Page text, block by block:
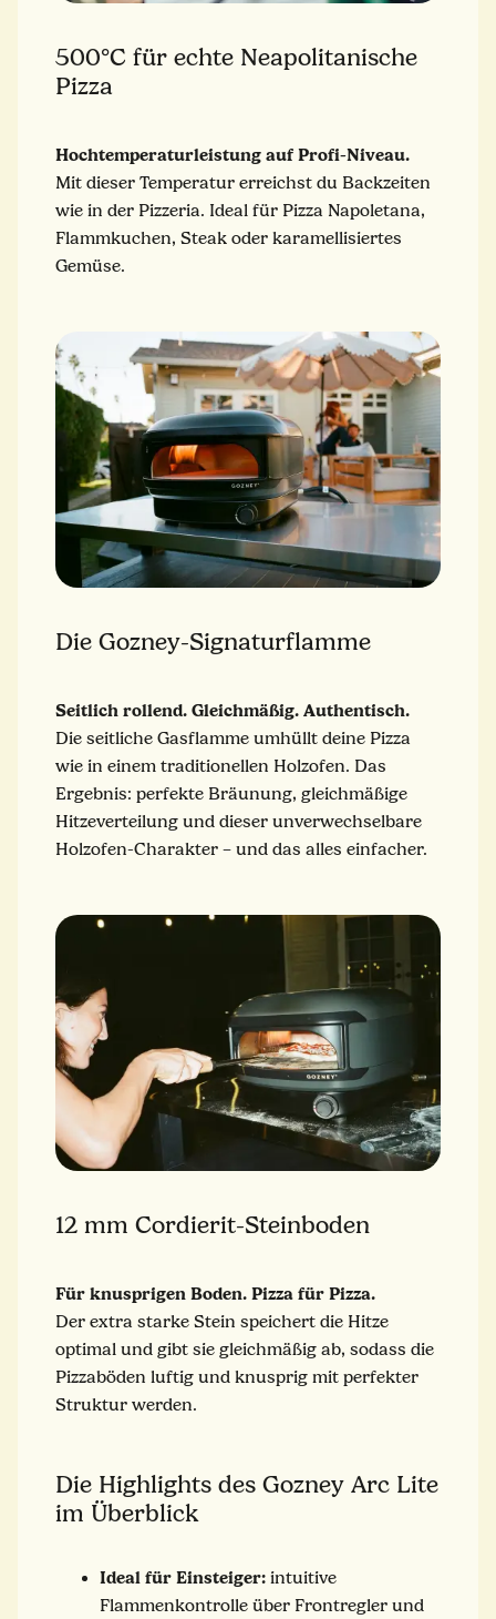
500°C für echte Neapolitanische
Pizza
Hochtemperaturleistung auf Profi-Niveau.
Mit dieser Temperatur erreichst du Backzeiten
wie in der Pizzeria. Ideal für Pizza Napoletana,
Flammkuchen, Steak oder karamellisiertes
Gemüse.
Die Gozney-Signaturflamme
Seitlich rollend. Gleichmäßig. Authentisch.
Die seitliche Gasflamme umhüllt deine Pizza
wie in einem traditionellen Holzofen. Das
Ergebnis: perfekte Bräunung, gleichmäßige
Hitzeverteilung und dieser unverwechselbare
Holzofen-Charakter – und das alles einfacher.
12 mm Cordierit-Steinboden
Für knusprigen Boden. Pizza für Pizza.
Der extra starke Stein speichert die Hitze
optimal und gibt sie gleichmäßig ab, sodass die
Pizzaböden luftig und knusprig mit perfekter
Struktur werden.
Die Highlights des Gozney Arc Lite
im Überblick
Ideal für Einsteiger: intuitive
Flammenkontrolle über Frontregler und